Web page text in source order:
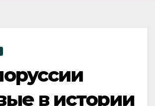
в истории